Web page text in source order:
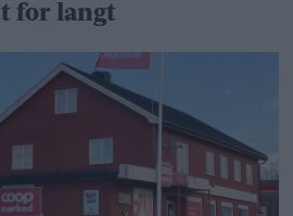
for langt